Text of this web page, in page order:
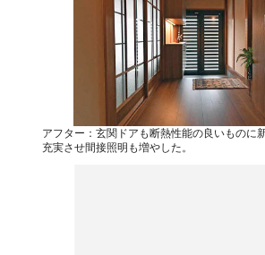
アフター：玄関ドアも断熱性能の良いものに
充実させ間接照明も増やした。